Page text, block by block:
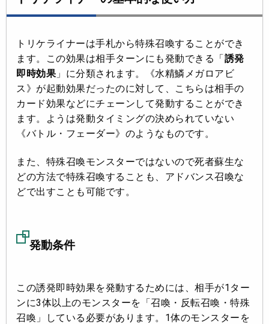
トリケライナーは手札から特殊召喚することができ
ます。この効果は相手ターンにも発動できる「誘発
即時効果 」に分類されます。《水精鱗メガロアビ
ス》が起動効果だったのに対して、こちらは相手の
カード効果などにチェーンして発動することができ
ます。ようは発動タイミングの決められていない
《バトル・フェーダー》のようなものです。
また、特殊召喚モンスターではないので死者蘇生な
どの方法で特殊召喚することも、アドバンス召喚な
どで出すことも可能です。
発動条件
この誘発即時効果を発動するためには、相手が1ター
ンに3体以上のモンスターを「召喚・反転召喚・特殊
召喚」している必要があります。1体のモンスターを